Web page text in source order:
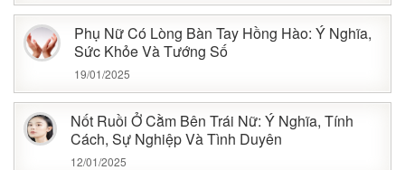
Phụ Nữ Có Lòng Bàn Tay Hồng Hào: Ý Nghĩa,
Sức Khỏe Và Tướng Số
19/01/2025
Nốt Ruồi Ở Cằm Bên Trái Nữ: Ý Nghĩa, Tính
Cách, Sự Nghiệp Và Tình Duyên
12/01/2025